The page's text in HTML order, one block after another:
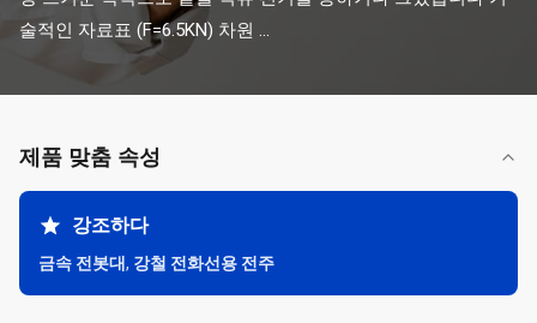
술적인 자료표 (F=6.5KN) 차원 ...
제품 맞춤 속성
강조하다
금속 전봇대, 강철 전화선용 전주